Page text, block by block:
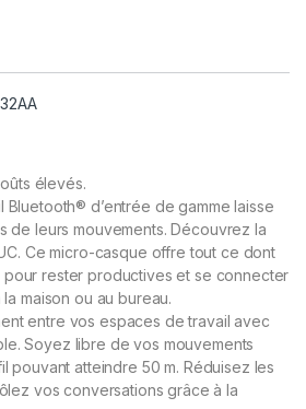
élevés.
Bluetooth® d’entrée de gamme laisse
de leurs mouvements. Découvrez la
Ce micro-casque offre tout ce dont
rester productives et se connecter
maison ou au bureau.
entre vos espaces de travail avec
Soyez libre de vos mouvements
pouvant atteindre 50 m. Réduisez les
vos conversations grâce à la